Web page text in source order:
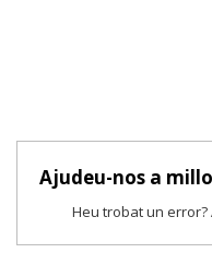
Ajudeu-nos a
Heu trobat un